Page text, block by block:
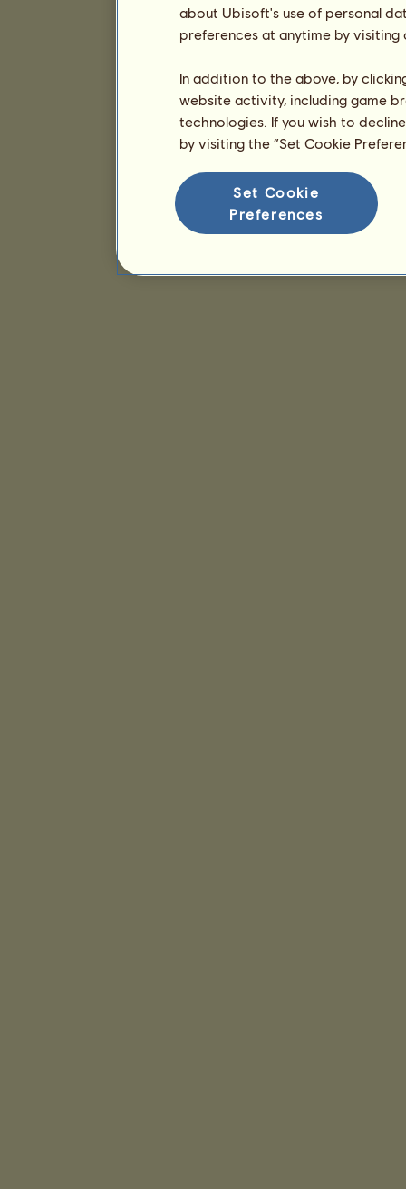
about Ubisoft's use of personal
preferences at anytime by
In addition to the above, by
website activity, including game
technologies. If you wish to
by visiting the “Set Cookie
Set Cookie
Preferences